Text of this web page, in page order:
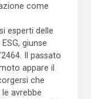
come
esperti delle
giunse
Il passato
appare il
che
le avrebbe